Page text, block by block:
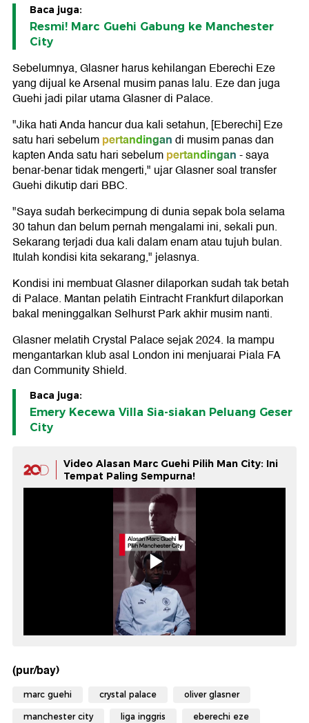
Baca juga:
Resmi! Marc Guehi Gabung ke Manchester
City
Sebelumnya, Glasner harus kehilangan Eberechi Eze
yang dijual ke Arsenal musim panas lalu. Eze dan juga
Guehi jadi pilar utama Glasner di Palace.
"Jika hati Anda hancur dua kali setahun, [Eberechi] Eze
satu hari sebelumpertandingandi musim panas dan
kapten Anda satu hari sebelumpertandingan- saya
benar-benar tidak mengerti," ujar Glasner soal transfer
Guehi dikutip dari BBC.
"Saya sudah berkecimpung di dunia sepak bola selama
30 tahun dan belum pernah mengalami ini, sekali pun.
Sekarang terjadi dua kali dalam enam atau tujuh bulan.
Itulah kondisi kita sekarang," jelasnya.
Kondisi ini membuat Glasner dilaporkan sudah tak betah
di Palace. Mantan pelatih Eintracht Frankfurt dilaporkan
bakal meninggalkan Selhurst Park akhir musim nanti.
Glasner melatih Crystal Palace sejak 2024. Ia mampu
mengantarkan klub asal London ini menjuarai Piala FA
dan Community Shield.
Baca juga:
Emery Kecewa Villa Sia-siakan Peluang Geser
City
Video Alasan Marc Guehi Pilih Man City: Ini
Tempat Paling Sempurna!
(pur/bay)
marc guehi crystal palace oliver glasner
manchester city liga inggris eberechi eze